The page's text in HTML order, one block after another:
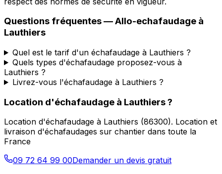
Questions fréquentes —Allo-echafaudage à
Lauthiers
Quel est le tarif d'un échafaudage à Lauthiers ?
Quels types d'échafaudage proposez-vous à
Lauthiers ?
Livrez-vous l'échafaudage à Lauthiers ?
Location d'échafaudage à Lauthiers?
Location d'échafaudage à Lauthiers (86300). Location et
livraison d'échafaudages sur chantier dans toute la
France
09 72 64 99 00Demander un devis gratuit